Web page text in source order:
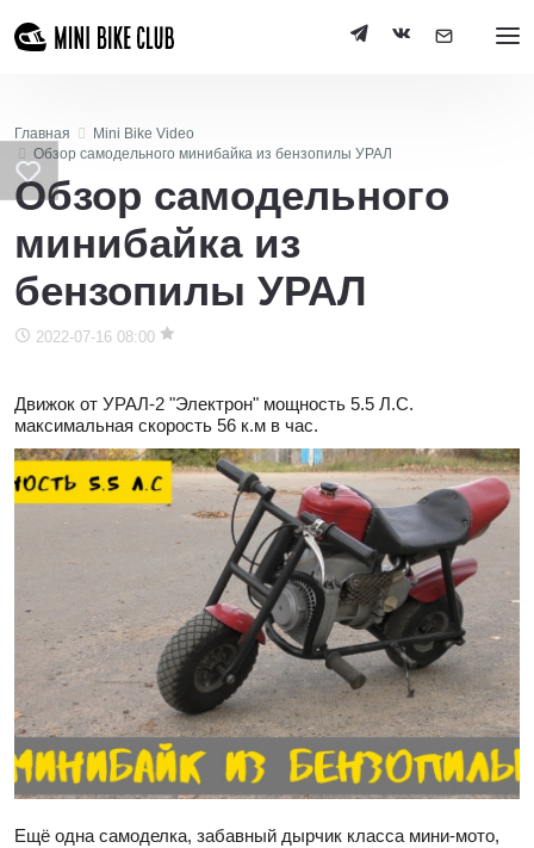
Главная
Mini Bike Video
Обзор самодельного минибайка из бензопилы УРАЛ
Обзор самодельного
минибайка из
бензопилы УРАЛ
2022-07-16 08:00
Движок от УРАЛ-2 "Электрон" мощность 5.5 Л.С.
максимальная скорость 56 к.м в час.
Ещё одна самоделка, забавный дырчик класса мини-мото,